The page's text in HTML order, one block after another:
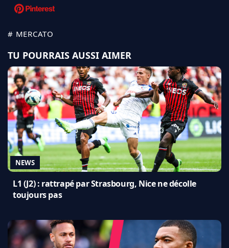
# MERCATO
TU POURRAIS AUSSI AIMER
NEWS
L1 (J2) : rattrapé par Strasbourg, Nice ne décolle
toujours pas